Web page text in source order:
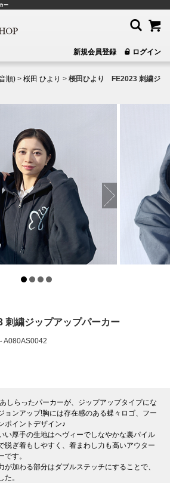
ー
新規会員登録 ログイン
順) > 桜田 ひより > 桜田ひより FE2023 刺繍ジ
繍ジップアップパーカー
A080AS0042
しらったパーカーが、ジップアップタイプにな
ョンアップ!胸には存在感のある蝶々ロゴ、フー
ポイントデザイン♪
い厚手の生地はヘヴィーでしなやかな裏パイル
脱ぎ着もしやすく、着まわし力も高いアウター
す。
が加わる部分はダブルステッチにすることで、
。